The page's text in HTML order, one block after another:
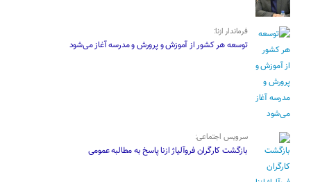
فرماندار ازنا:
توسعه هر کشور از آموزش و پرورش و مدرسه آغاز می‌شود
سرویس اجتماعی:
بازگشت کارگران فروآلیاژ ازنا پاسخ به مطالبه عمومی